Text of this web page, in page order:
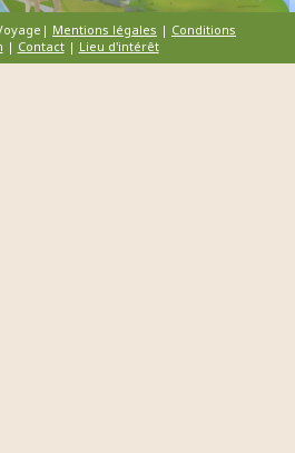
Mentions légales | Conditions
| Contact| Lieu d'intérêt